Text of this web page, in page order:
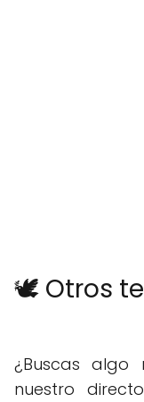
🕊️ Otros
¿Buscas algo
nuestro